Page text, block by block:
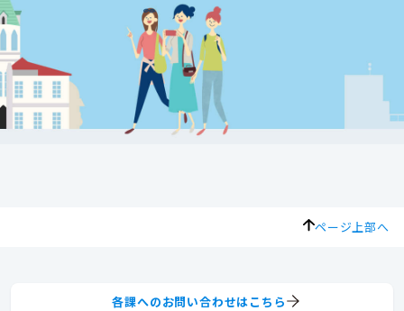
ページ上部へ
各課へのお問い合わせはこちら